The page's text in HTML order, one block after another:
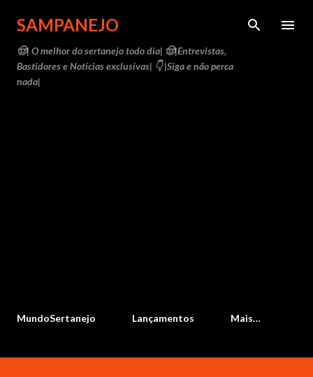
Pular para o conteúdo principal
SAMPANEJO
🤠| O melhor do sertanejo todo dia| 🤠|Entrevistas,
Bastidores e Notícias exclusivas| 👇 |Siga e não perca
nada|
MundoSertanejo Lançamentos Mais…